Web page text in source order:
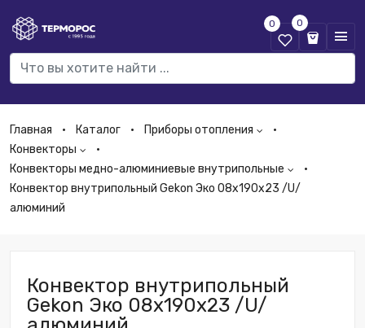
0 0
Главная Каталог
Приборы отопления
Конвекторы
Конвекторы медно-алюминиевые внутрипольные
Конвектор внутрипольный Gekon Эко 08х190х23 /U/
алюминий
Конвектор внутрипольный
Gekon Эко 08х190х23 /U/